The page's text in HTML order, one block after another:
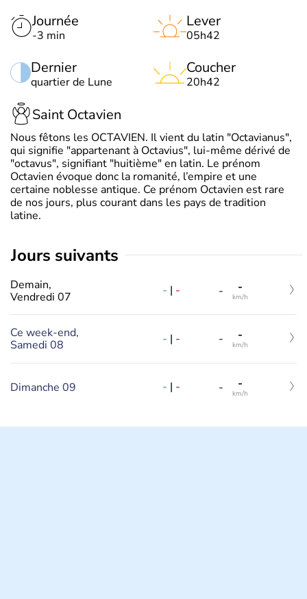
Journée
-3 min
Dernier
quartier de Lune
Lever
05h42
Coucher
20h42
Saint Octavien
Nous fêtons les OCTAVIEN. Il vient du latin "Octavianus",
qui signifie "appartenant à Octavius", lui-même dérivé de
"octavus", signifiant "huitième" en latin. Le prénom
Octavien évoque donc la romanité, l’empire et une
certaine noblesse antique. Ce prénom Octavien est rare
de nos jours, plus courant dans les pays de tradition
latine.
jours suivants
Demain,
Vendredi 07
- | - - -
km/h
Ce week-end,
Samedi 08
- | - - -
km/h
Dimanche 09 - | - - -
km/h